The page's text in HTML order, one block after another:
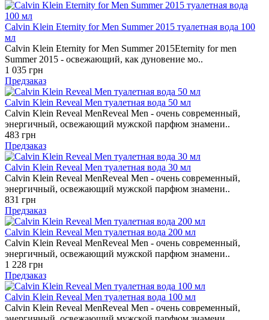
Calvin Klein Eternity for Men Summer 2015 туалетная вода 100
мл
Calvin Klein Eternity for Men Summer 2015Eternity for men
Summer 2015 - освежающий, как дуновение мо..
1 035 грн
Предзаказ
Calvin Klein Reveal Men туалетная вода 50 мл
Calvin Klein Reveal MenReveal Men - очень современный,
энергичный, освежающий мужской парфюм знамени..
483 грн
Предзаказ
Calvin Klein Reveal Men туалетная вода 30 мл
Calvin Klein Reveal MenReveal Men - очень современный,
энергичный, освежающий мужской парфюм знамени..
831 грн
Предзаказ
Calvin Klein Reveal Men туалетная вода 200 мл
Calvin Klein Reveal MenReveal Men - очень современный,
энергичный, освежающий мужской парфюм знамени..
1 228 грн
Предзаказ
Calvin Klein Reveal Men туалетная вода 100 мл
Calvin Klein Reveal MenReveal Men - очень современный,